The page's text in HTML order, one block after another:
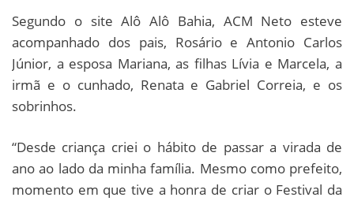
Segundo o site Alô Alô Bahia, ACM Neto esteve
acompanhado dos pais, Rosário e Antonio Carlos
Júnior, a esposa Mariana, as filhas Lívia e Marcela, a
irmã e o cunhado, Renata e Gabriel Correia, e os
sobrinhos.
“Desde criança criei o hábito de passar a virada de
ano ao lado da minha família. Mesmo como prefeito,
momento em que tive a honra de criar o Festival da